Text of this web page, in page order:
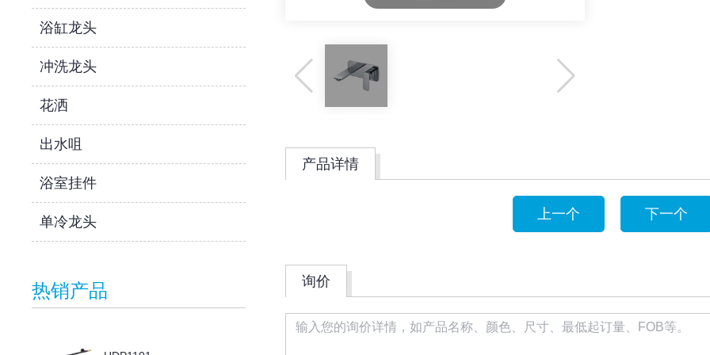
浴缸龙头
冲洗龙头
花洒
出水咀
浴室挂件
单冷龙头
热销产品
产品详情
上一个 下一个
询价